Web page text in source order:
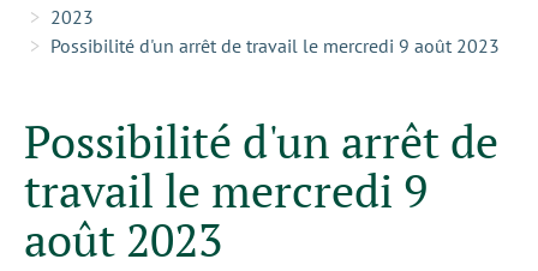
2023
Possibilité d'un arrêt de travail le mercredi 9 août 2023
Possibilité d'un arrêt de
travail le mercredi 9
août 2023